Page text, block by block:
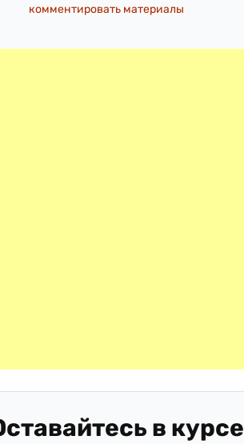
комментировать материалы
в курсе